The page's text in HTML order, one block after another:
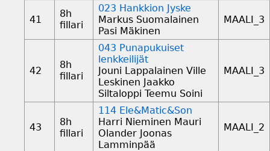
41
8h
fillari
023 Hankkion Jyske
Markus Suomalainen
Pasi Mäkinen
MAALI_3
42
8h
fillari
043 Punapukuiset
lenkkeilijät
Jouni Lappalainen Ville
Leskinen Jaakko
Siltaloppi Teemu Soini
MAALI_3
43
8h
fillari
114 Ele&Matic&Son
Harri Nieminen Mauri
Olander Joonas
Lamminpää
MAALI_2